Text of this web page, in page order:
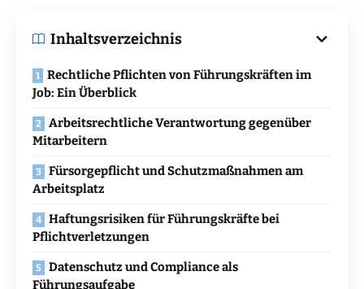
Inhaltsverzeichnis
Rechtliche Pflichten von Führungskräften im
Job: Ein Überblick
Arbeitsrechtliche Verantwortung gegenüber
Mitarbeitern
Fürsorgepflicht und Schutzmaßnahmen am
Arbeitsplatz
Haftungsrisiken für Führungskräfte bei
Pflichtverletzungen
Datenschutz und Compliance als
Führungsaufgabe